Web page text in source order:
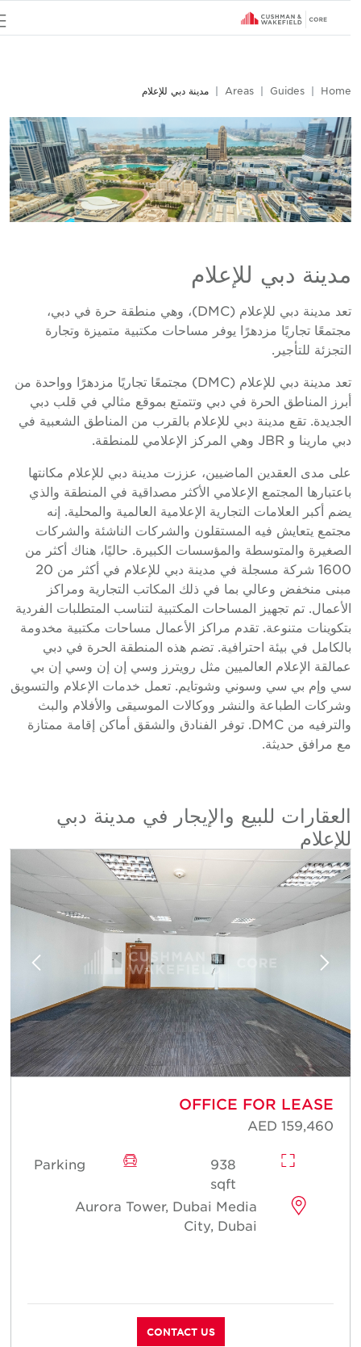
Home
Guides
Areas مدينة دبي للإعلام
مدينة دبي للإعلام
تعد مدينة دبي للإعلام (DMC)، وهي منطقة حرة في دبي،
مجتمعًا تجاريًا مزدهرًا يوفر مساحات مكتبية متميزة وتجارة
التجزئة للتأجير.
تعد مدينة دبي للإعلام (DMC) مجتمعًا تجاريًا مزدهرًا وواحدة من
أبرز المناطق الحرة في دبي وتتمتع بموقع مثالي في قلب دبي
الجديدة. تقع مدينة دبي للإعلام بالقرب من المناطق الشعبية في
دبي مارينا و JBR وهي المركز الإعلامي للمنطقة.
على مدى العقدين الماضيين، عززت مدينة دبي للإعلام مكانتها
باعتبارها المجتمع الإعلامي الأكثر مصداقية في المنطقة والذي
يضم أكبر العلامات التجارية الإعلامية العالمية والمحلية. إنه
مجتمع يتعايش فيه المستقلون والشركات الناشئة والشركات
الصغيرة والمتوسطة والمؤسسات الكبيرة. حاليًا، هناك أكثر من
1600 شركة مسجلة في مدينة دبي للإعلام في أكثر من 20
مبنى منخفض وعالي بما في ذلك المكاتب التجارية ومراكز
الأعمال. تم تجهيز المساحات المكتبية لتناسب المتطلبات الفردية
بتكوينات متنوعة. تقدم مراكز الأعمال مساحات مكتبية مخدومة
بالكامل في بيئة احترافية. تضم هذه المنطقة الحرة في دبي
عمالقة الإعلام العالميين مثل رويترز وسي إن إن وسي إن بي
سي وإم بي سي وسوني وشوتايم. تعمل خدمات الإعلام والتسويق
وشركات الطباعة والنشر ووكالات الموسيقى والأفلام والبث
والترفيه من DMC. توفر الفنادق والشقق أماكن إقامة ممتازة
مع مرافق حديثة.
العقارات للبيع والإيجار في مدينة دبي
للإعلام
OFFICE FOR LEASE
AED 159,460
938
sqft
Parking
Aurora Tower, Dubai Media
City, Dubai
CONTACT US